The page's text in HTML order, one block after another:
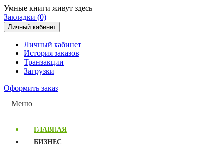
Умные книги живут здесь
Закладки (0)
Личный кабинет
Личный кабинет
История заказов
Транзакции
Загрузки
Оформить заказ
Меню
ГЛАВНАЯ
БИЗНЕС